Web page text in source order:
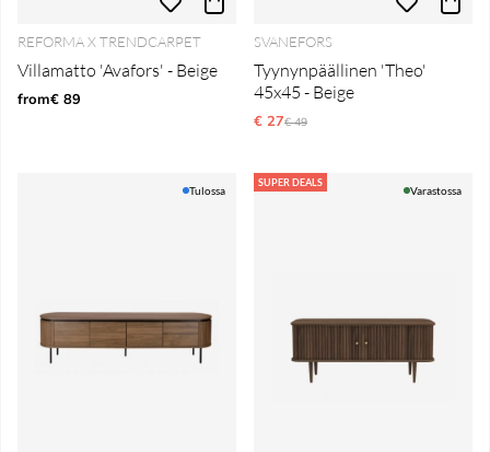
REFORMA X TRENDCARPET
Villamatto 'Avafors' - Beige
from€ 89
SVANEFORS
Tyynynpäällinen 'Theo'
45x45 - Beige
€ 27Normaali hinta
€ 49
Tulossa
SUPER DEALS
Varastossa